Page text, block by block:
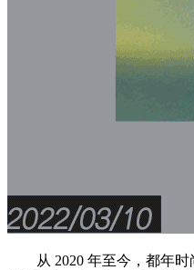
从 2020 年至今，都年时